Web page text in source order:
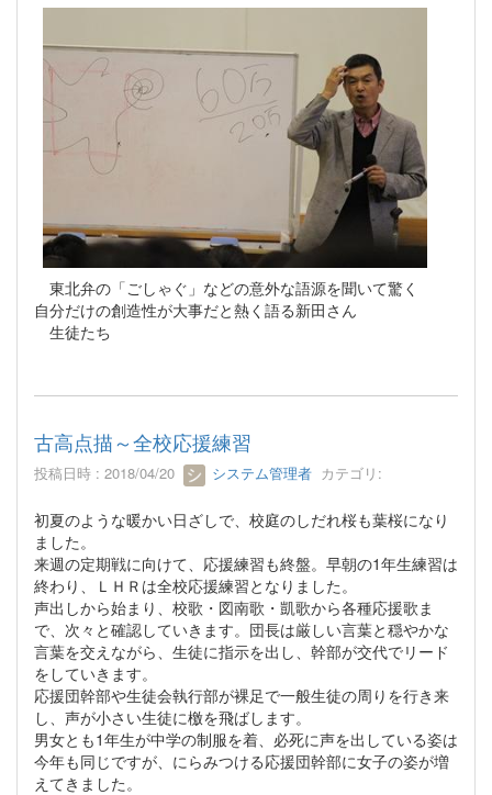
東北弁の「ごしゃぐ」などの意外な語源を聞いて驚く
自分だけの創造性が大事だと熱く語る新田さん
生徒たち
古高点描～全校応援練習
投稿日時 : 2018/04/20 システム管理者 カテゴリ:
初夏のような暖かい日ざしで、校庭のしだれ桜も葉桜になり
ました。
来週の定期戦に向けて、応援練習も終盤。早朝の1年生練習は
終わり、ＬＨＲは全校応援練習となりました。
声出しから始まり、校歌・図南歌・凱歌から各種応援歌ま
で、次々と確認していきます。団長は厳しい言葉と穏やかな
言葉を交えながら、生徒に指示を出し、幹部が交代でリード
をしていきます。
応援団幹部や生徒会執行部が裸足で一般生徒の周りを行き来
し、声が小さい生徒に檄を飛ばします。
男女とも1年生が中学の制服を着、必死に声を出している姿は
今年も同じですが、にらみつける応援団幹部に女子の姿が増
えてきました。